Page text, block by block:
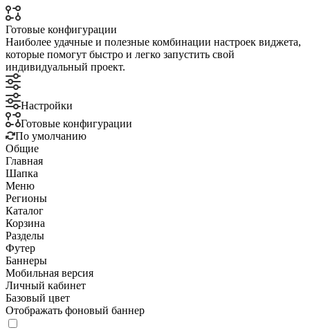
Готовые конфигурации
Наиболее удачные и полезные комбинации настроек виджета,
которые помогут быстро и легко запустить свой
индивидуальный проект.
Настройки
Готовые конфигурации
По умолчанию
Общие
Главная
Шапка
Меню
Регионы
Каталог
Корзина
Разделы
Футер
Баннеры
Мобильная версия
Личный кабинет
Базовый цвет
Отображать фоновый баннер